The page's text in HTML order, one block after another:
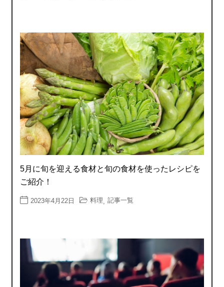
5月に旬を迎える食材と旬の食材を使ったレシピを
ご紹介！
2023年4月22日 料理, 記事一覧